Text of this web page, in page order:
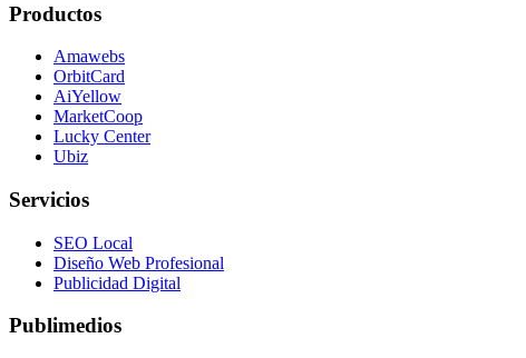
Productos
Amawebs
OrbitCard
AiYellow
MarketCoop
Lucky Center
Ubiz
Servicios
SEO Local
Diseño Web Profesional
Publicidad Digital
Publimedios